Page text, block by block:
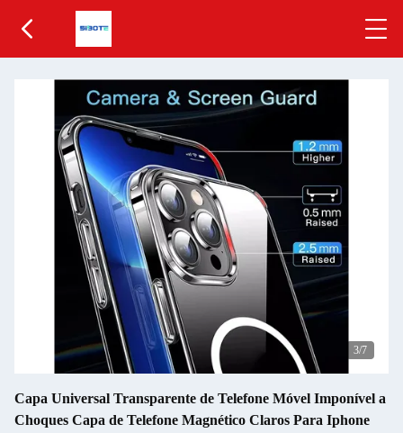
3/7
Capa Universal Transparente de Telefone Móvel Imponível a
Choques Capa de Telefone Magnético Claros Para Iphone